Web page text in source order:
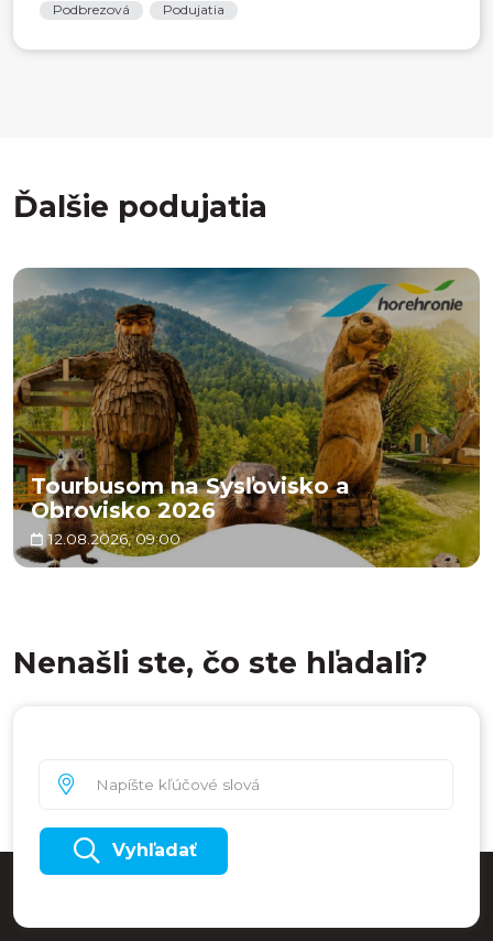
Podbrezová Podujatia
Ďalšie podujatia
Tourbusom na Sysľovisko a
Obrovisko 2026
12.08.2026, 09:00
Nenašli ste, čo ste hľadali?
Vyhľadať